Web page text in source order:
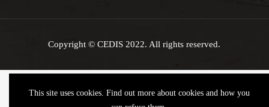
Copyright © CEDIS 2022. All rights reserved.
This site uses cookies. Find out more about cookies and how you